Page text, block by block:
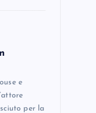
e
per la